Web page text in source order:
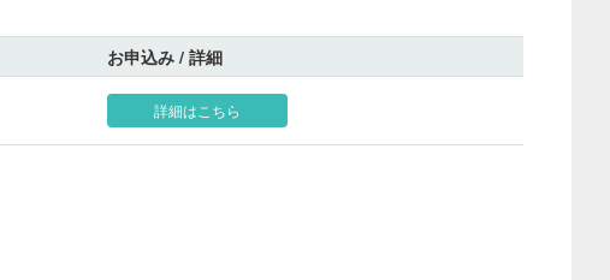
お申込み / 詳細
詳細はこちら